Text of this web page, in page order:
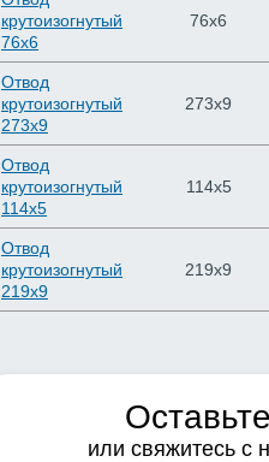
крутоизогнутый
76х6
76х6
Отвод
крутоизогнутый
273х9
273х9
Отвод
крутоизогнутый
114х5
114х5
Отвод
крутоизогнутый
219х9
219х9
или свяжитесь с